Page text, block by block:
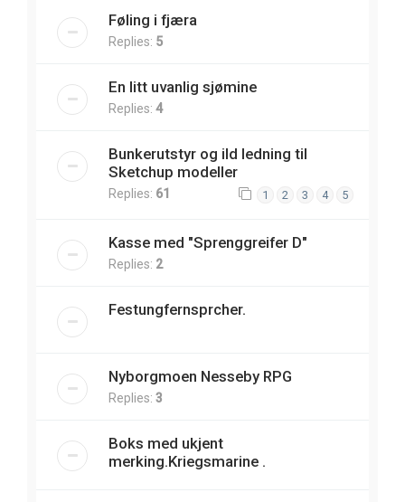
Føling i fjæra
Replies: 5
En litt uvanlig sjømine
Replies: 4
Bunkerutstyr og ild ledning til
Sketchup modeller
Replies: 61 1 2 3 4 5
Kasse med "Sprenggreifer D"
Replies: 2
Festungfernsprcher.
Nyborgmoen Nesseby RPG
Replies: 3
Boks med ukjent
merking.Kriegsmarine .